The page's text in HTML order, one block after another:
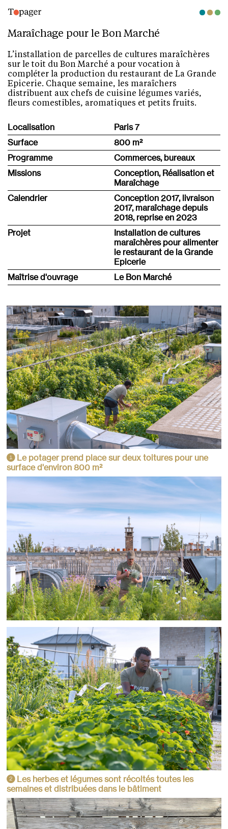
Maraîchage pour le Bon Marché
L’installation de parcelles de cultures maraîchères
sur le toit du Bon Marché a pour vocation à
compléter la production du restaurant de La Grande
Epicerie. Chaque semaine, les maraîchers
distribuent aux chefs de cuisine légumes variés,
fleurs comestibles, aromatiques et petits fruits.
Localisation
Paris 7
Surface
800 m²
Programme
Commerces, bureaux
Missions
Conception, Réalisation et
Maraîchage
Calendrier
Conception 2017, livraison
2017, maraîchage depuis
2018, reprise en 2023
Projet
Installation de cultures
maraîchères pour alimenter
le restaurant de la Grande
Epicerie
Maîtrise d'ouvrage
Le Bon Marché
1Le potager prend place sur deux toitures pour une
surface d'environ 800 m²
2Les herbes et légumes sont récoltés toutes les
semaines et distribuées dans le bâtiment